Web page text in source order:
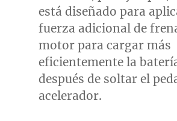
está diseñado para
fuerza adicional de
motor para cargar más
eficientemente la
después de soltar el
acelerador.